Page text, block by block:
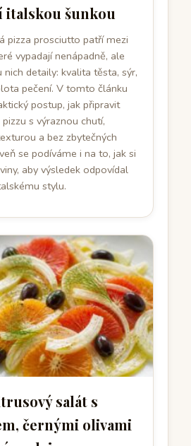
italskou šunkou
pizza prosciutto patří mezi
vypadají nenápadně, ale
nich detaily: kvalita těsta, sýr,
pečení. V tomto článku
postup, jak připravit
s výraznou chutí,
a bez zbytečných
se podíváme i na to, jak si
aby výsledek odpovídal
stylu.
salát s
černými olivami